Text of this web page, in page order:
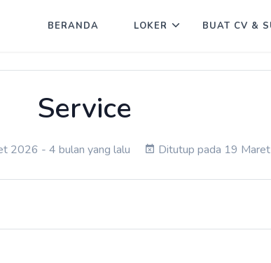
BERANDA LOKER BUAT CV &
Service
2026 - 4 bulan yang lalu Ditutup pada 19